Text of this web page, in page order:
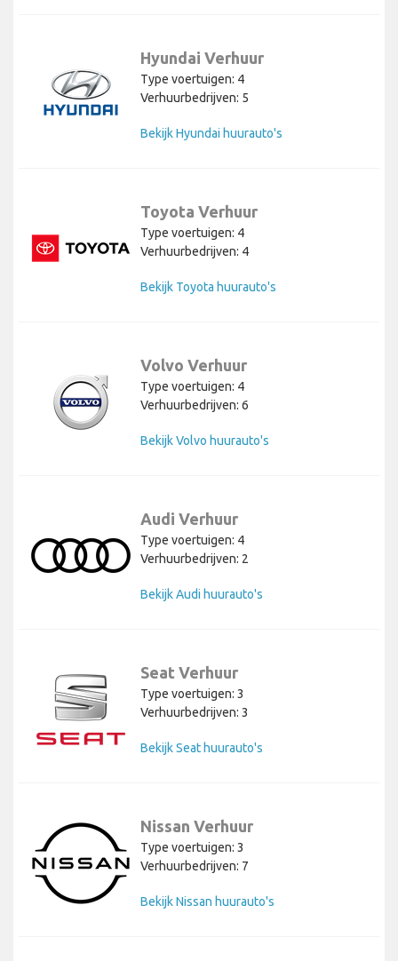
Hyundai Verhuur
Type voertuigen: 4
Verhuurbedrijven: 5
Bekijk Hyundai huurauto's
Toyota Verhuur
Type voertuigen: 4
Verhuurbedrijven: 4
Bekijk Toyota huurauto's
Volvo Verhuur
Type voertuigen: 4
Verhuurbedrijven: 6
Bekijk Volvo huurauto's
Audi Verhuur
Type voertuigen: 4
Verhuurbedrijven: 2
Bekijk Audi huurauto's
Seat Verhuur
Type voertuigen: 3
Verhuurbedrijven: 3
Bekijk Seat huurauto's
Nissan Verhuur
Type voertuigen: 3
Verhuurbedrijven: 7
Bekijk Nissan huurauto's